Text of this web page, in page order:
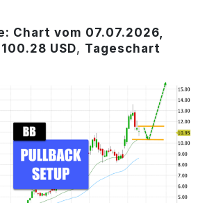
: Chart vom 07.07.2026,
USD, Tageschart